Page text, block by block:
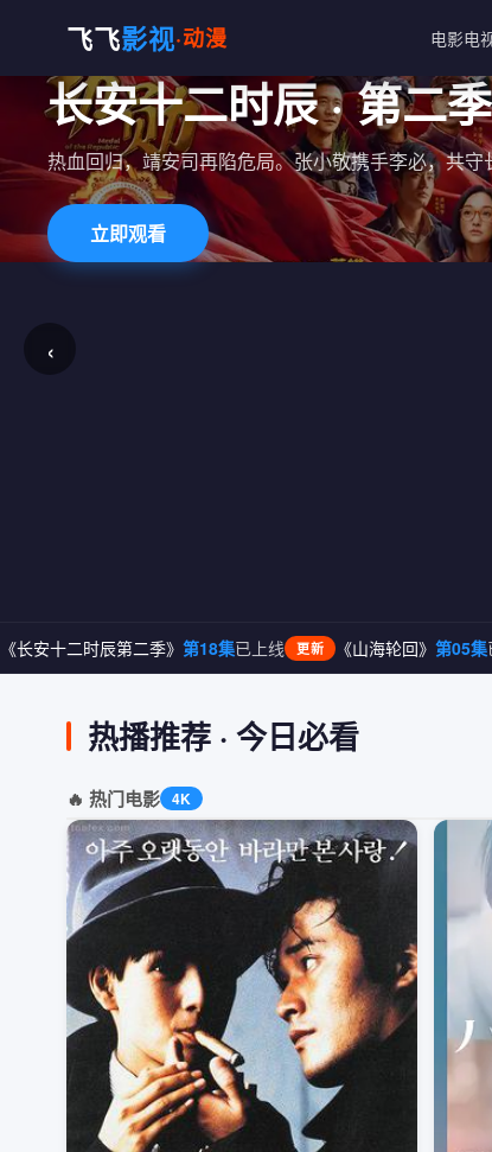
飞飞影视·动漫 电影电
长安十二时辰 · 第二季
热血回归，靖安司再陷危局。张小敬携手李必，共守
立即观看
‹
季》第18集已上线 更新 《山海轮回》 第05集 已上线 更新 《迷
热播推荐 · 今日必看
🔥 热门电影 4K